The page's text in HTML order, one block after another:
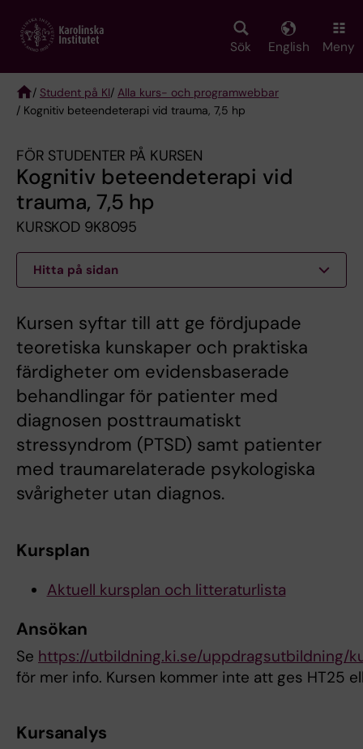
main
Sök English Meny
Breadcrumb
/ Student på KI/ Alla kurs- och programwebbar
/ Kognitiv beteendeterapi vid trauma, 7,5 hp
FÖR STUDENTER PÅ KURSEN
Kognitiv beteendeterapi vid
trauma, 7,5 hp
KURSKOD 9K8095
Hitta på sidan
Kursen syftar till att ge fördjupade
teoretiska kunskaper och praktiska
färdigheter om evidensbaserade
behandlingar för patienter med
diagnosen posttraumatiskt
stressyndrom (PTSD) samt patienter
med traumarelaterade psykologiska
svårigheter utan diagnos.
Kursplan
Aktuell kursplan och litteraturlista
Ansökan
Se https://utbildning.ki.se/uppdragsutbildning/
för mer info. Kursen kommer inte att ges HT25
Kursanalys